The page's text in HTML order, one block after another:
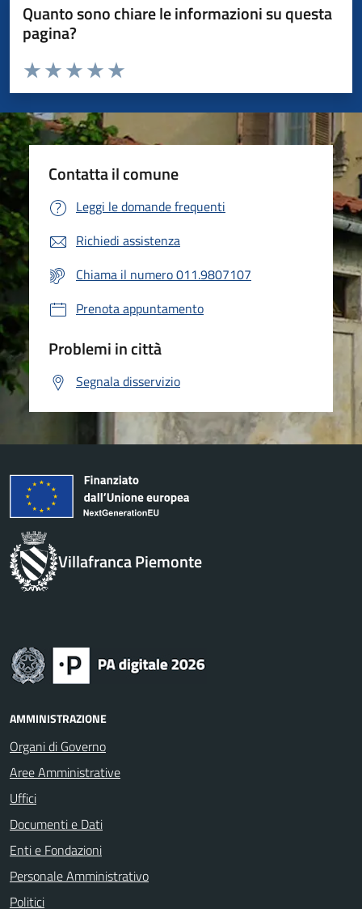
Quanto sono chiare le informazioni su questa
pagina?
Valuta da 1 a 5 stelle la pagina
Valuta 5 stelle su 5
Valuta 4 stelle su 5
Valuta 3 stelle su 5
Valuta 2 stelle su 5
Valuta 1 stelle su 5
Contatta il comune
Leggi le domande frequenti
Richiedi assistenza
Chiama il numero 011.9807107
Prenota appuntamento
Problemi in città
Segnala disservizio
Villafranca Piemonte
AMMINISTRAZIONE
Organi di Governo
Aree Amministrative
Uffici
Documenti e Dati
Enti e Fondazioni
Personale Amministrativo
Politici